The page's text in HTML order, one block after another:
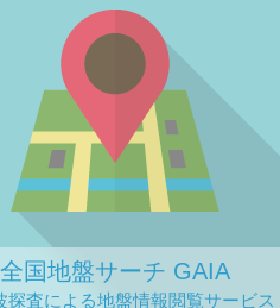
全国地盤サーチ GAIA